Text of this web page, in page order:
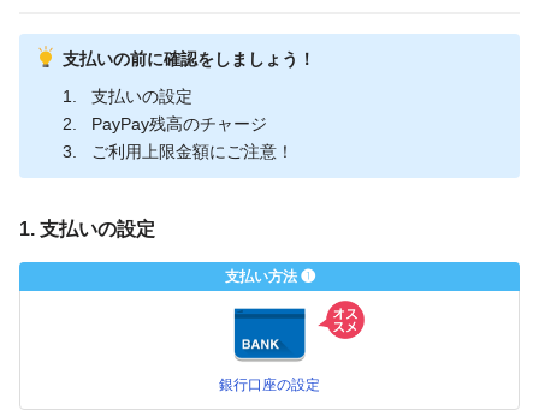
支払いの前に確認をしましょう！
支払いの設定
PayPay残高のチャージ
ご利用上限金額にご注意！
1. 支払いの設定
支払い方法 ❶
銀行口座の設定